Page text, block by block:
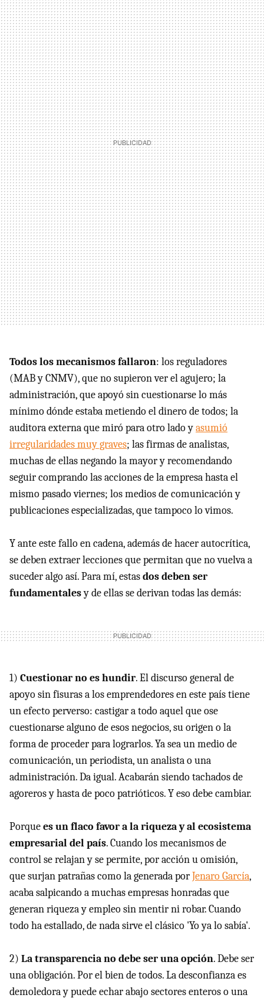
Todos los mecanismos fallaron: los reguladores
(MAB y CNMV), que no supieron ver el agujero; la
administración, que apoyó sin cuestionarse lo más
mínimo dónde estaba metiendo el dinero de todos; la
auditora externa que miró para otro lado yasumió
irregularidades muy graves; las firmas de analistas,
muchas de ellas negando la mayor y recomendando
seguir comprando las acciones de la empresa hasta el
mismo pasado viernes; los medios de comunicación y
publicaciones especializadas, que tampoco lo vimos.
Y ante este fallo en cadena, además de hacer autocrítica,
se deben extraer lecciones que permitan que no vuelva a
suceder algo así. Para mí, estasdos deben ser
fundamentalesy de ellas se derivan todas las demás:
1) Cuestionar no es hundir. El discurso general de
apoyo sin fisuras a los emprendedores en este país tiene
un efecto perverso: castigar a todo aquel que ose
cuestionarse alguno de esos negocios, su origen o la
forma de proceder para lograrlos. Ya sea un medio de
comunicación, un periodista, un analista o una
administración. Da igual. Acabarán siendo tachados de
agoreros y hasta de poco patrióticos. Y eso debe cambiar.
Porquees un flaco favor a la riqueza y al ecosistema
empresarial del país. Cuando los mecanismos de
control se relajan y se permite, por acción u omisión,
que surjan patrañas como la generada porJenaro García,
acaba salpicando a muchas empresas honradas que
generan riqueza y empleo sin mentir ni robar. Cuando
todo ha estallado, de nada sirve el clásico 'Yo ya lo sabía'.
2) La transparencia no debe ser una opción. Debe ser
una obligación. Por el bien de todos. La desconfianza es
demoledora y puede echar abajo sectores enteros o una